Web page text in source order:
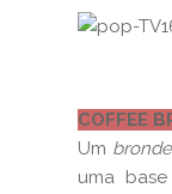
COFFEE
Um bronde
uma